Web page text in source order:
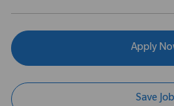
Apply
Save Job